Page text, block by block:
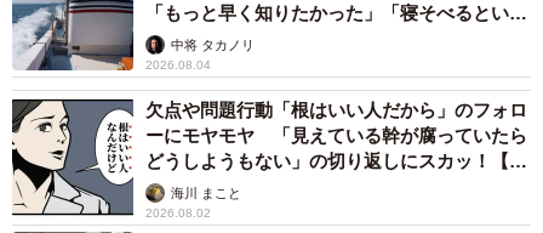
「もっと早く知りたかった」「寝そべるといい
らしい」
中将 タカノリ
2026.08.04
欠点や問題行動「根はいい人だから」のフォロ
ーにモヤモヤ 「見えている幹が腐っていたら
どうしようもない」の切り返しにスカッ！【漫
画】海川 まこと
2026.08.02